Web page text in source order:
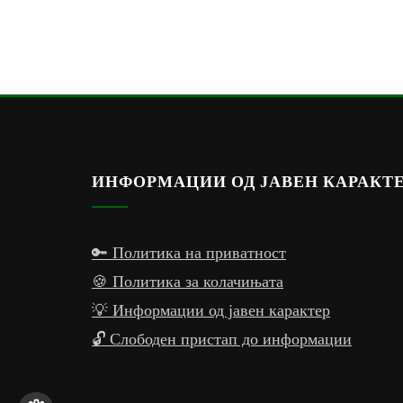
ИНФОРМАЦИИ ОД ЈАВЕН
🔑 Политика на приватност
🍪 Политика за колачињата
💡 Информации од јавен карактер
🔓 Слободен пристап до информации